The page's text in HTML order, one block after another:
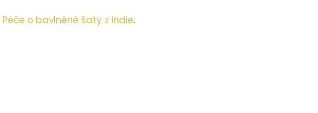
Péče o bavlněné šaty z Indie.